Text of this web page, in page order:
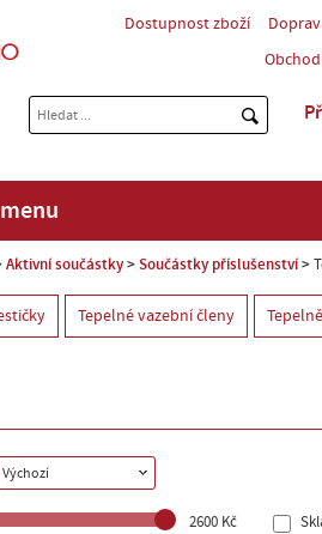
Dostupnost zboží
Aktivní součástky Součástky příslušenství
Tepelné vazební členy
Výchozí
2600 Kč